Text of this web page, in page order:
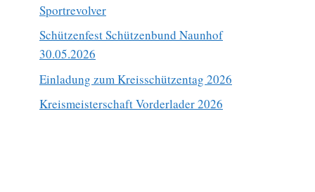
Sportrevolver
Schützenfest Schützenbund Naunhof
30.05.2026
Einladung zum Kreisschützentag 2026
Kreismeisterschaft Vorderlader 2026